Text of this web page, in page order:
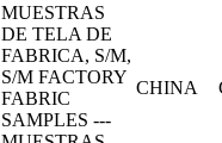
MUESTRAS
DE TELA DE
FABRICA, S/M,
S/M FACTORY
FABRIC
SAMPLES ---
CHINA